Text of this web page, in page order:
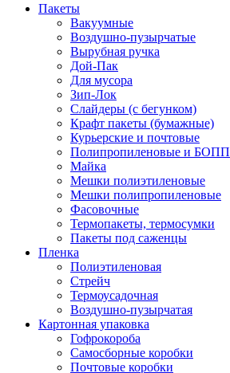
Пакеты
Вакуумные
Воздушно-пузырчатые
Вырубная ручка
Дой-Пак
Для мусора
Зип-Лок
Слайдеры (с бегунком)
Крафт пакеты (бумажные)
Курьерские и почтовые
Полипропиленовые и БОПП
Майка
Мешки полиэтиленовые
Мешки полипропиленовые
Фасовочные
Термопакеты, термосумки
Пакеты под саженцы
Пленка
Полиэтиленовая
Стрейч
Термоусадочная
Воздушно-пузырчатая
Картонная упаковка
Гофрокороба
Самосборные коробки
Почтовые коробки